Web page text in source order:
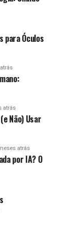
para Óculos
atrás
Não) Usar
atrás
por IA? O